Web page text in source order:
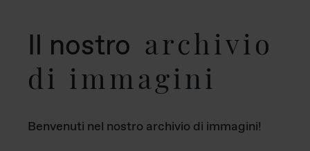
Il nostro archivio
di immagini
Benvenuti nel nostro archivio di immagini!